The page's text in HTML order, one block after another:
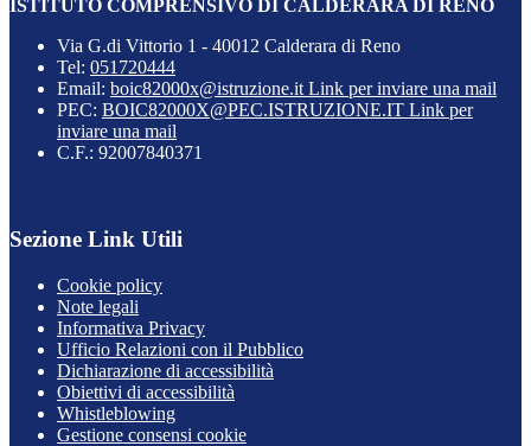
ISTITUTO COMPRENSIVO DI CALDERARA DI RENO
Via G.di Vittorio 1 - 40012 Calderara di Reno
Tel: 051720444
Email: boic82000x@istruzione.itLink per inviare una mail
PEC: BOIC82000X@PEC.ISTRUZIONE.IT Link per
inviare una mail
C.F.: 92007840371
Sezione Link Utili
Cookie policy
Note legali
Informativa Privacy
Ufficio Relazioni con il Pubblico
Dichiarazione di accessibilità
Obiettivi di accessibilità
Whistleblowing
Gestione consensi cookie